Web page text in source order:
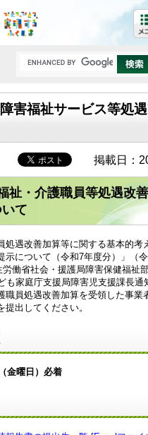
害福祉サービス等処
掲載日：
祉・介護職員等処遇改
て
処遇改善加算等に関する基本的
示について（令和7年度分）」（
働省社会・援護局障害保健福祉
も家庭庁支援局障害児支援課長通
職員処遇改善加算を受領した事業
出してください。
金曜日）必着